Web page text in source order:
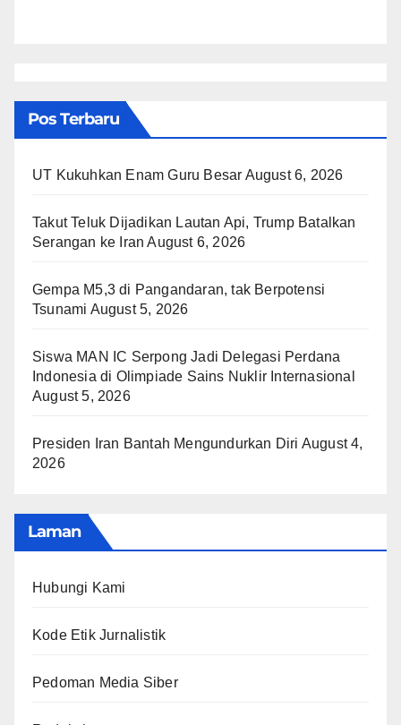
Pos Terbaru
UT Kukuhkan Enam Guru Besar August 6, 2026
Takut Teluk Dijadikan Lautan Api, Trump Batalkan
Serangan ke Iran August 6, 2026
Gempa M5,3 di Pangandaran, tak Berpotensi
Tsunami August 5, 2026
Siswa MAN IC Serpong Jadi Delegasi Perdana
Indonesia di Olimpiade Sains Nuklir Internasional
August 5, 2026
Presiden Iran Bantah Mengundurkan Diri August 4,
2026
Laman
Hubungi Kami
Kode Etik Jurnalistik
Pedoman Media Siber